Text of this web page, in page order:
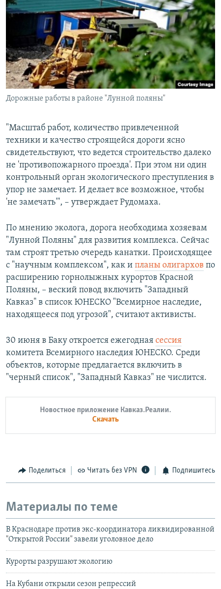
Дорожные работы в районе "Лунной поляны"
"Масштаб работ, количество привлеченной
техники и качество строящейся дороги ясно
свидетельствуют, что ведется строительство далеко
не 'противопожарного проезда'. При этом ни один
контрольный орган экологического преступления в
упор не замечает. И делает все возможное, чтобы
'не замечать'", – утверждает Рудомаха.
По мнению эколога, дорога необходима хозяевам
"Лунной Поляны" для развития комплекса. Сейчас
там строят третью очередь канатки. Происходящее
с "научным комплексом", как и планы олигархов по
расширению горнолыжных курортов Красной
Поляны, – веский повод включить "Западный
Кавказ" в список ЮНЕСКО "Всемирное наследие,
находящееся под угрозой", считают активисты.
30 июня в Баку откроется ежегодная сессия
комитета Всемирного наследия ЮНЕСКО. Среди
объектов, которые предлагается включить в
"черный список", "Западный Кавказ" не числится.
Новостное приложение Кавказ.Реалии.
Скачать
Поделиться Читать без VPN Подпишитесь
Материалы по теме
В Краснодаре против экс-координатора ликвидированной
"Открытой России" завели уголовное дело
Курорты разрушают экологию
На Кубани открыли сезон репрессий